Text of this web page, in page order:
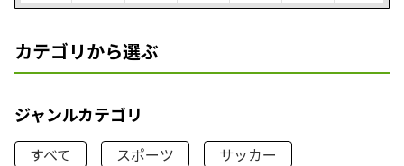
カテゴリから選ぶ
ジャンルカテゴリ
すべて スポーツ
サッカー